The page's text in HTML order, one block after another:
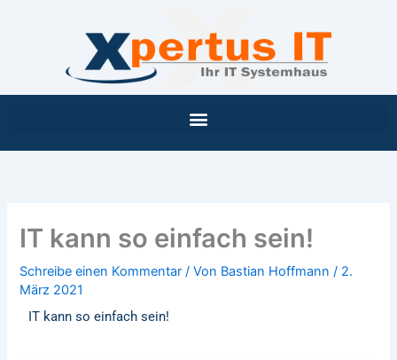
IT kann so einfach sein!
Schreibe einen Kommentar / Von Bastian Hoffmann/ 2.
März 2021
IT kann so einfach sein!